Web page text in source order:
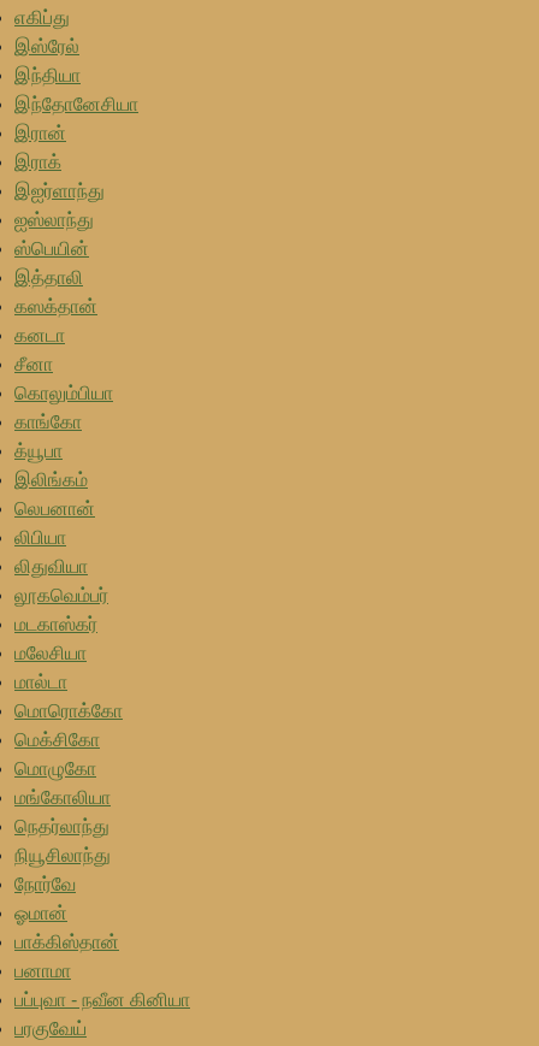
எகிப்து
இஸ்ரேல்
இந்தியா
இந்தோனேசியா
இரான்
இராக்
இஐர்ளாந்து
ஐஸ்லாந்து
ஸ்பெயின்
இத்தாலி
கஸக்தான்
கனடா
சீனா
கொலும்பியா
காங்கோ
க்யூபா
இலிங்கம்
லெபனான்
லிபியா
லிதுவியா
லூகவெம்பர்
மடகாஸ்கர்
மலேசியா
மால்டா
மொரொக்கோ
மெக்சிகோ
மொழுகோ
மங்கோலியா
நெதர்லாந்து
நியூசிலாந்து
நோர்வே
ஓமான்
பாக்கிஸ்தான்
பனாமா
பப்புவா - நவீன கினியா
பரகுவேய்